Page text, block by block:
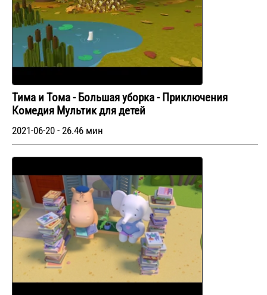
Тима и Тома - Большая уборка - Приключения
Комедия Мультик для детей
2021-06-20 - 26.46 мин